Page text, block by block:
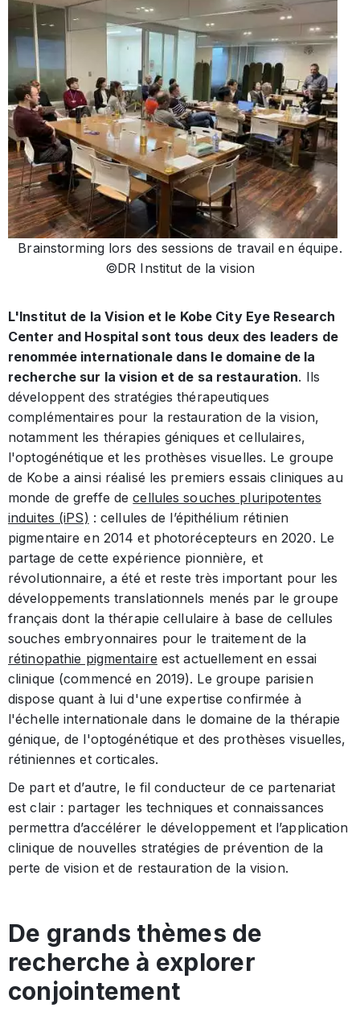
Brainstorming lors des sessions de travail en équipe.
©DR Institut de la vision
L'Institut de la Vision et le Kobe City Eye Research
Center and Hospital sont tous deux des leaders de
renommée internationale dans le domaine de la
recherche sur la vision et de sa restauration. Ils
développent des stratégies thérapeutiques
complémentaires pour la restauration de la vision,
notamment les thérapies géniques et cellulaires,
l'optogénétique et les prothèses visuelles. Le groupe
de Kobe a ainsi réalisé les premiers essais cliniques au
monde de greffe decellules souches pluripotentes
induites (iPS) : cellules de l’épithélium rétinien
pigmentaire en 2014 et photorécepteurs en 2020. Le
partage de cette expérience pionnière, et
révolutionnaire, a été et reste très important pour les
développements translationnels menés par le groupe
français dont la thérapie cellulaire à base de cellules
souches embryonnaires pour le traitement de la
rétinopathie pigmentaire est actuellement en essai
clinique (commencé en 2019). Le groupe parisien
dispose quant à lui d'une expertise confirmée à
l'échelle internationale dans le domaine de la thérapie
génique, de l'optogénétique et des prothèses visuelles,
rétiniennes et corticales.
De part et d’autre, le fil conducteur de ce partenariat
est clair : partager les techniques et connaissances
permettra d’accélérer le développement et l’application
clinique de nouvelles stratégies de prévention de la
perte de vision et de restauration de la vision.
De grands thèmes de
recherche à explorer
conjointement